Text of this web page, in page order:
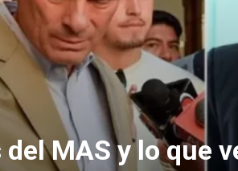
MAS y lo que